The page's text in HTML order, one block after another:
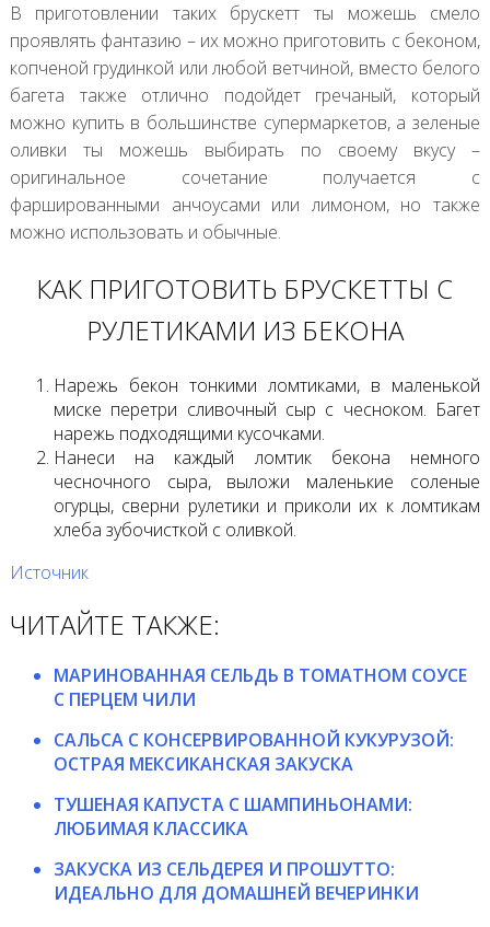
В приготовлении таких брускетт ты можешь смело
проявлять фантазию – их можно приготовить с беконом,
копченой грудинкой или любой ветчиной, вместо белого
багета также отлично подойдет гречаный, который
можно купить в большинстве супермаркетов, а зеленые
оливки ты можешь выбирать по своему вкусу –
оригинальное сочетание получается с
фаршированными анчоусами или лимоном, но также
можно использовать и обычные.
КАК ПРИГОТОВИТЬ БРУСКЕТТЫ С
РУЛЕТИКАМИ ИЗ БЕКОНА
Нарежь бекон тонкими ломтиками, в маленькой
миске перетри сливочный сыр с чесноком. Багет
нарежь подходящими кусочками.
Нанеси на каждый ломтик бекона немного
чесночного сыра, выложи маленькие соленые
огурцы, сверни рулетики и приколи их к ломтикам
хлеба зубочисткой с оливкой.
Источник
ЧИТАЙТЕ ТАКЖЕ:
МАРИНОВАННАЯ СЕЛЬДЬ В ТОМАТНОМ СОУСЕ
С ПЕРЦЕМ ЧИЛИ
САЛЬСА С КОНСЕРВИРОВАННОЙ КУКУРУЗОЙ:
ОСТРАЯ МЕКСИКАНСКАЯ ЗАКУСКА
ТУШЕНАЯ КАПУСТА С ШАМПИНЬОНАМИ:
ЛЮБИМАЯ КЛАССИКА
ЗАКУСКА ИЗ СЕЛЬДЕРЕЯ И ПРОШУТТО:
ИДЕАЛЬНО ДЛЯ ДОМАШНЕЙ ВЕЧЕРИНКИ